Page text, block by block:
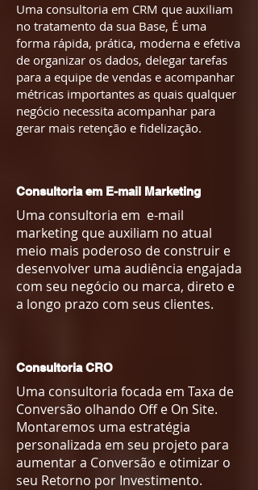
Uma consultoria em CRM que auxiliam
no tratamento da sua Base, É uma
forma rápida, prática, moderna e efetiva
de organizar os dados, delegar tarefas
para a equipe de vendas e acompanhar
métricas importantes as quais qualquer
negócio necessita acompanhar para
gerar mais retenção e fidelização.
Consultoria em E-mail Marketing
Uma consultoria em e-mail
marketing que auxiliam no atual
meio mais poderoso de construir e
desenvolver uma audiência engajada
com seu negócio ou marca, direto e
a longo prazo com seus clientes.
Consultoria CRO
Uma consultoria focada em Taxa de
Conversão olhando Off e On Site.
Montaremos uma estratégia
personalizada em seu projeto para
aumentar a Conversão e otimizar o
seu Retorno por Investimento.